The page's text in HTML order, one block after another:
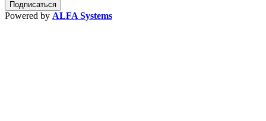
Powered by ALFA Systems